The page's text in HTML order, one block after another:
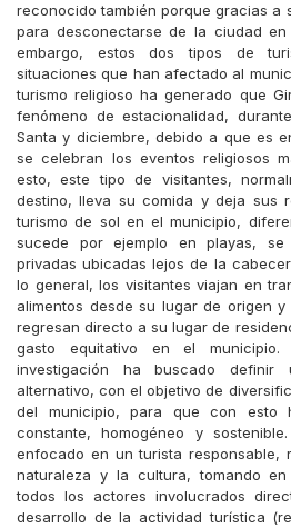
reconocido también porque gracias a
para desconectarse de la ciudad
embargo, estos dos tipos de
situaciones que han afectado al
turismo religioso ha generado que
fenómeno de estacionalidad,
Santa y diciembre, debido a que es
se celebran los eventos religiosos
esto, este tipo de visitantes,
destino, lleva su comida y deja sus
turismo de sol en el municipio,
sucede por ejemplo en playas,
privadas ubicadas lejos de la
lo general, los visitantes viajan en
alimentos desde su lugar de origen
regresan directo a su lugar de
gasto equitativo en el
investigación ha buscado definir
alternativo, con el objetivo de
del municipio, para que con esto
constante, homogéneo y
enfocado en un turista responsable,
naturaleza y la cultura, tomando
todos los actores involucrados
desarrollo de la actividad turística